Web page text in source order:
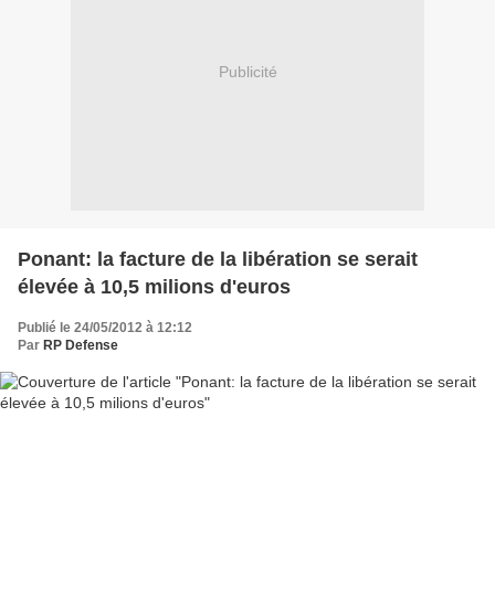
Publicité
Ponant: la facture de la libération se serait
élevée à 10,5 milions d'euros
Publié le 24/05/2012 à 12:12
Par RP Defense